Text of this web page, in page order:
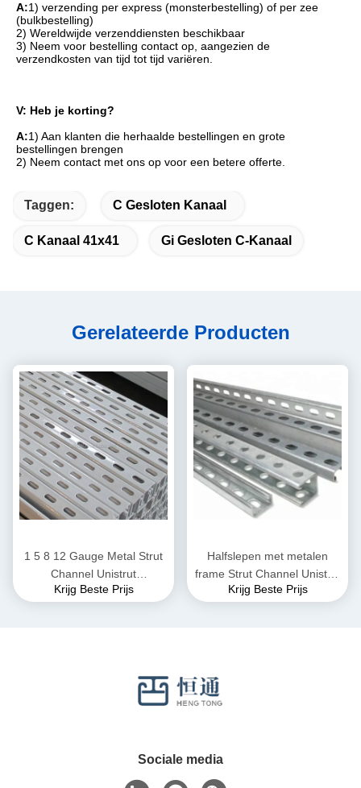
A:1) verzending per express (monsterbestelling) of per zee
(bulkbestelling)
2) Wereldwijde verzenddiensten beschikbaar
3) Neem voor bestelling contact op, aangezien de
verzendkosten van tijd tot tijd variëren.
V: Heb je korting?
A:1) Aan klanten die herhaalde bestellingen en grote
bestellingen brengen
2) Neem contact met ons op voor een betere offerte.
Taggen: C Gesloten Kanaal
C Kanaal 41x41 Gi Gesloten C-Kanaal
Gerelateerde Producten
1 5 8 12 Gauge Metal Strut
Channel Unistrut
gegalvaniseerd
Krijg Beste Prijs
Halfslepen met metalen
frame Strut Channel Unistrut
41x41
Krijg Beste Prijs
Sociale media